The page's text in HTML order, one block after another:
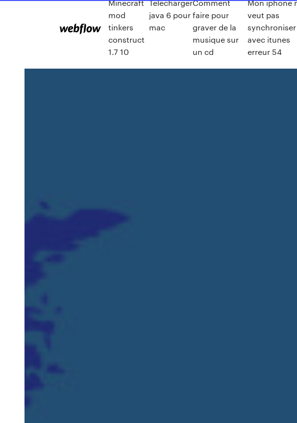
Minecraft
mod
tinkers
construct
1.7 10
Telecharger
java 6 pour
mac
Comment
faire pour
graver de la
musique sur
un cd
Mon iphone
veut pas
synchroniser
avec itunes
erreur 54